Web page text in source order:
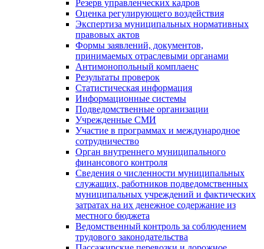
Резерв управленческих кадров
Оценка регулирующего воздействия
Экспертиза муниципальных нормативных
правовых актов
Формы заявлений, документов,
принимаемых отраслевыми органами
Антимонопольный комплаенс
Результаты проверок
Статистическая информация
Информационные системы
Подведомственные организации
Учрежденные СМИ
Участие в программах и международное
сотрудничество
Орган внутреннего муниципального
финансового контроля
Сведения о численности муниципальных
служащих, работников подведомственных
муниципальных учреждений и фактических
затратах на их денежное содержание из
местного бюджета
Ведомственный контроль за соблюдением
трудового законодательства